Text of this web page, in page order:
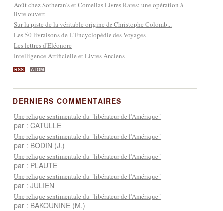
Août chez Sotheran’s et Comellas Livres Rares: une opération à
livre ouvert
Sur la piste de la véritable origine de Christophe Colomb...
Les 50 livraisons de L'Encyclopédie des Voyages
Les lettres d'Eléonore
Intelligence Artificielle et Livres Anciens
RSS ATOM
DERNIERS COMMENTAIRES
Une relique sentimentale du "libérateur de l'Amérique"
par : CATULLE
Une relique sentimentale du "libérateur de l'Amérique"
par : BODIN (J.)
Une relique sentimentale du "libérateur de l'Amérique"
par : PLAUTE
Une relique sentimentale du "libérateur de l'Amérique"
par : JULIEN
Une relique sentimentale du "libérateur de l'Amérique"
par : BAKOUNINE (M.)